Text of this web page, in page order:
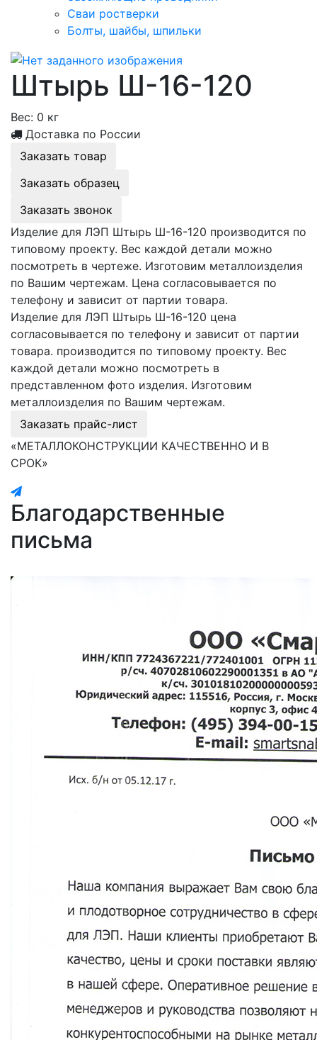
Сваи ростверки
Болты, шайбы, шпильки
Штырь Ш-16-120
Вес: 0 кг
Доставка по России
Заказать товар
Заказать образец
Заказать звонок
Изделие для ЛЭП Штырь Ш-16-120 производится по
типовому проекту. Вес каждой детали можно
посмотреть в чертеже. Изготовим металлоизделия
по Вашим чертежам. Цена согласовывается по
телефону и зависит от партии товара.
Изделие для ЛЭП Штырь Ш-16-120 цена
согласовывается по телефону и зависит от партии
товара. производится по типовому проекту. Вес
каждой детали можно посмотреть в
представленном фото изделия. Изготовим
металлоизделия по Вашим чертежам.
Заказать прайс-лист
«МЕТАЛЛОКОНСТРУКЦИИ КАЧЕСТВЕННО И В
СРОК»
Благодарственные
письма